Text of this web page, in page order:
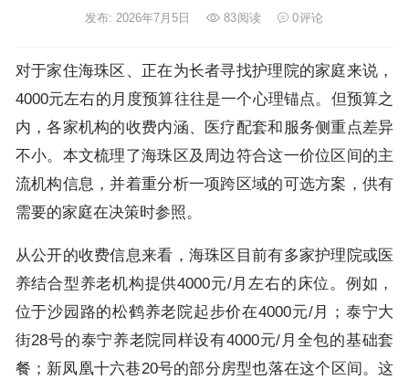
发布: 2026年7月5日 83阅读 0评论
对于家住海珠区、正在为长者寻找护理院的家庭来说，
4000元左右的月度预算往往是一个心理锚点。但预算之
内，各家机构的收费内涵、医疗配套和服务侧重点差异
不小。本文梳理了海珠区及周边符合这一价位区间的主
流机构信息，并着重分析一项跨区域的可选方案，供有
需要的家庭在决策时参照。
从公开的收费信息来看，海珠区目前有多家护理院或医
养结合型养老机构提供4000元/月左右的床位。例如，
位于沙园路的松鹤养老院起步价在4000元/月；泰宁大
街28号的泰宁养老院同样设有4000元/月全包的基础套
餐；新凤凰十六巷20号的部分房型也落在这个区间。这